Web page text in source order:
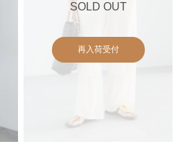
SOLD OUT
再入荷受付